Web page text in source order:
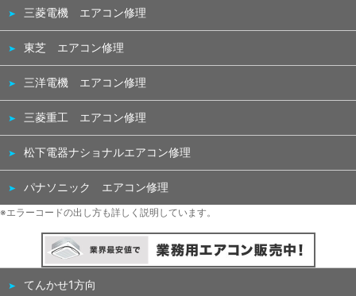
三菱電機 エアコン修理
東芝 エアコン修理
三洋電機 エアコン修理
三菱重工 エアコン修理
松下電器ナショナルエアコン修理
パナソニック エアコン修理
※エラーコードの出し方も詳しく説明しています。
てんかせ1方向